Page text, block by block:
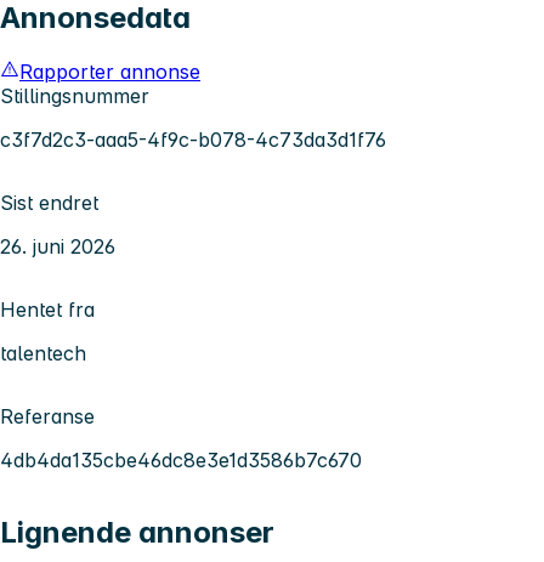
Annonsedata
Rapporter annonse
Stillingsnummer
c3f7d2c3-aaa5-4f9c-b078-4c73da3d1f76
Sist endret
26. juni 2026
Hentet fra
talentech
Referanse
4db4da135cbe46dc8e3e1d3586b7c670
Lignende annonser